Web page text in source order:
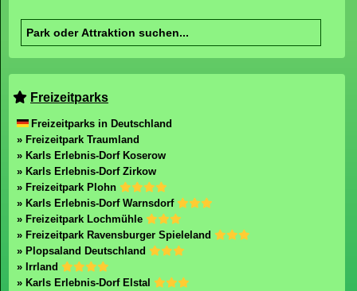
Freizeitparks
Freizeitparks in Deutschland
» Freizeitpark Traumland
» Karls Erlebnis-Dorf Koserow
» Karls Erlebnis-Dorf Zirkow
» Freizeitpark Plohn
» Karls Erlebnis-Dorf Warnsdorf
» Freizeitpark Lochmühle
» Freizeitpark Ravensburger Spieleland
» Plopsaland Deutschland
» Irrland
» Karls Erlebnis-Dorf Elstal